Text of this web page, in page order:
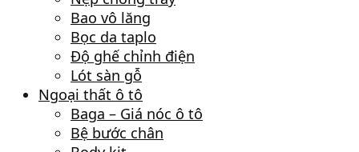
Bao vô lăng
Bọc da taplo
Độ ghế chỉnh điện
Lót sàn gỗ
Ngoại thất ô tô
Baga – Giá nóc ô tô
Bệ bước chân